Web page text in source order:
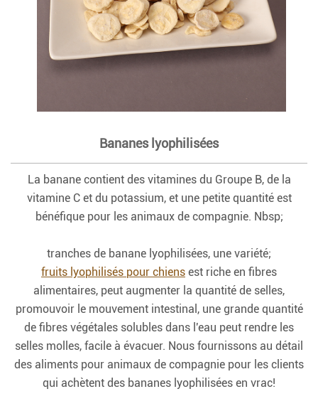
Bananes lyophilisées
La banane contient des vitamines du Groupe B, de la
vitamine C et du potassium, et une petite quantité est
bénéfique pour les animaux de compagnie. Nbsp;
tranches de banane lyophilisées, une variété;
fruits lyophilisés pour chiens est riche en fibres
alimentaires, peut augmenter la quantité de selles,
promouvoir le mouvement intestinal, une grande quantité
de fibres végétales solubles dans l'eau peut rendre les
selles molles, facile à évacuer. Nous fournissons au détail
des aliments pour animaux de compagnie pour les clients
qui achètent des bananes lyophilisées en vrac!